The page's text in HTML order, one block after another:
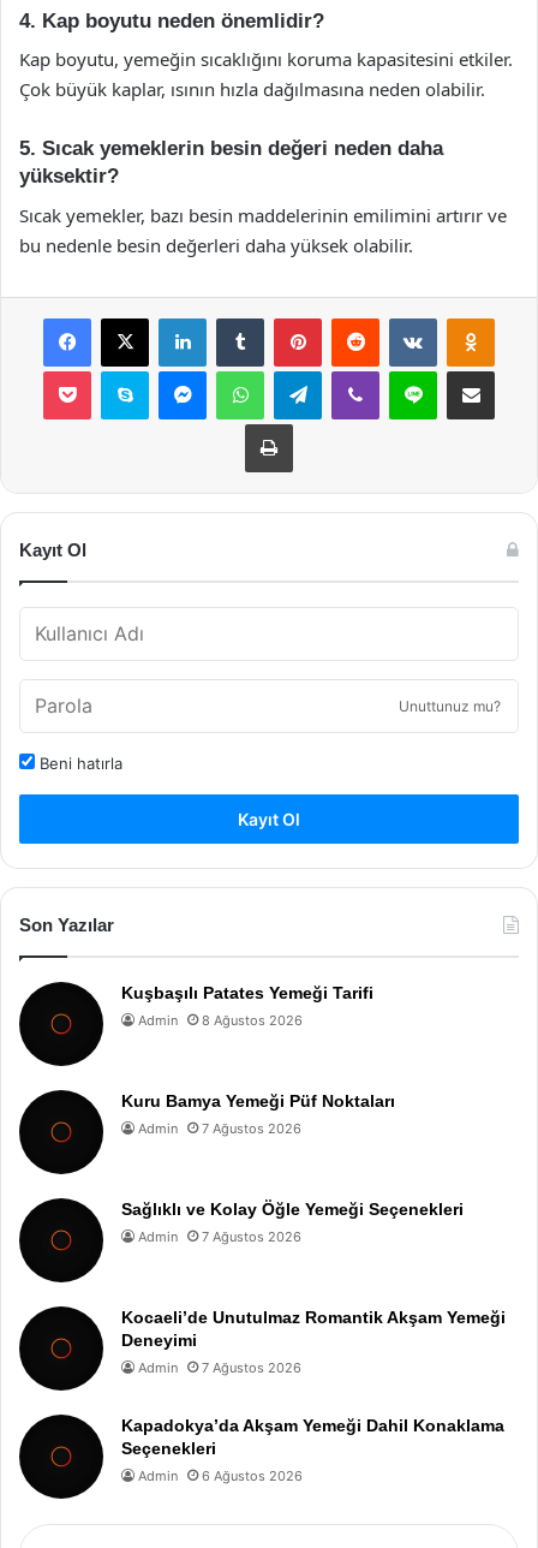
4. Kap boyutu neden önemlidir?
Kap boyutu, yemeğin sıcaklığını koruma kapasitesini etkiler.
Çok büyük kaplar, ısının hızla dağılmasına neden olabilir.
5. Sıcak yemeklerin besin değeri neden daha
yüksektir?
Sıcak yemekler, bazı besin maddelerinin emilimini artırır ve
bu nedenle besin değerleri daha yüksek olabilir.
Facebook
X LinkedInTumblr PinterestReddit VKontakte
Pocket Skype MessengerWhatsAppTelegramViber Line E-Posta ile
Yazdır
Kayıt Ol
Unuttunuz mu?
Beni hatırla
Kayıt Ol
Son Yazılar
Kuşbaşılı Patates Yemeği Tarifi
Admin 8 Ağustos 2026
Kuru Bamya Yemeği Püf Noktaları
Admin 7 Ağustos 2026
Sağlıklı ve Kolay Öğle Yemeği Seçenekleri
Admin 7 Ağustos 2026
Kocaeli’de Unutulmaz Romantik Akşam Yemeği
Deneyimi
Admin 7 Ağustos 2026
Kapadokya’da Akşam Yemeği Dahil Konaklama
Seçenekleri
Admin 6 Ağustos 2026